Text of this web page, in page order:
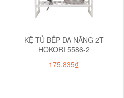
KỆ TỦ BẾP ĐA NĂNG 2T
HOKORI 5586-2
175.835₫